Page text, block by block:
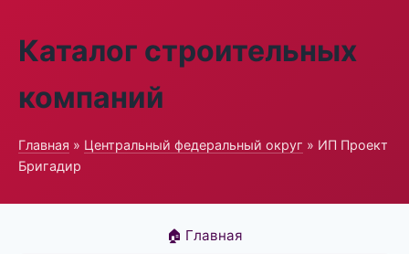
Каталог строительных
компаний
Главная » Центральный федеральный округ » ИП Проект
Бригадир
🏠 Главная